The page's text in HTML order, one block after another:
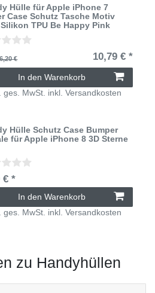
Hülle für Apple iPhone 7
Case Schutz Tasche Motiv
TPU Be Happy Pink
€ 10,79 € *
In den Warenkorb
ges. MwSt. inkl.Versandkosten
Hülle Schutz Case Bumper
für Apple iPhone 8 3D Sterne
€ *
In den Warenkorb
ges. MwSt. inkl.Versandkosten
zu Handyhüllen